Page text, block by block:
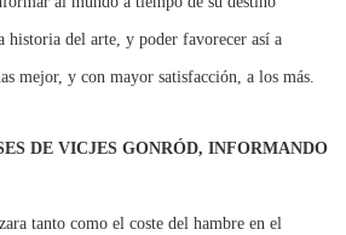
historia del arte, y poder favorecer así a
mejor, y con mayor satisfacción, a los más.
DE VICJES GONRÓD, INFORMANDO
tanto como el coste del hambre en el